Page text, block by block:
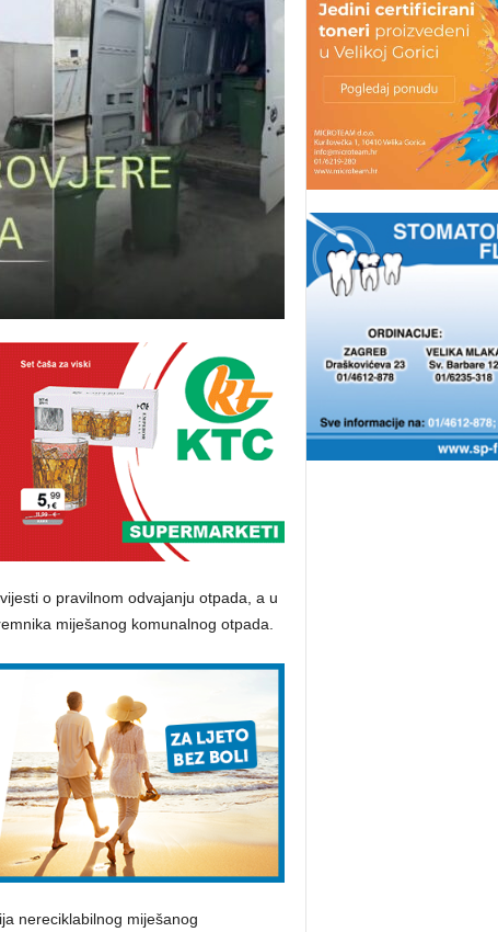
o pravilnom odvajanju otpada, a u
miješanog komunalnog otpada.
nereciklabilnog miješanog